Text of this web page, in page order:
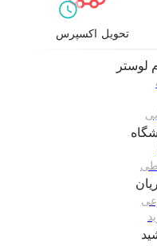
تحویل اکسپرس
لوستر